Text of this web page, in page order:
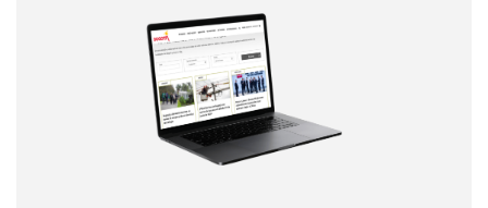
Correo electrónico
Tipo de comentario